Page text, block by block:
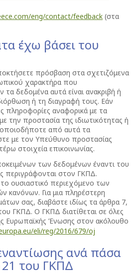
eng/contact/feedback (στα
έχω βάσει του
πρόσβαση στα σχετιζόμενα
χαρακτήρα που
τα δεδομένα αυτά είναι ανακριβή ή
ή τη διαγραφή τους. Εάν
πληροφορίες αναφορικά με τα
την προστασία της ιδιωτικότητας ή
οποιοδήποτε από αυτά τα
με τον Υπεύθυνο προστασίας
στοιχεία επικοινωνίας.
των δεδομένων έναντι του
περιγράφονται στον ΓΚΠΔ.
ουσιαστικό περιεχόμενο των
κανόνων. Για μια πληρέστερη
σας, διαβάστε ιδίως τα άρθρα 7,
ΓΚΠΔ. Ο ΓΚΠΔ διατίθεται σε όλες
Ευρωπαϊκής Ένωσης στον ακόλουθο
eli/reg/2016/679/oj
ανά πάσα
του ΓΚΠΔ